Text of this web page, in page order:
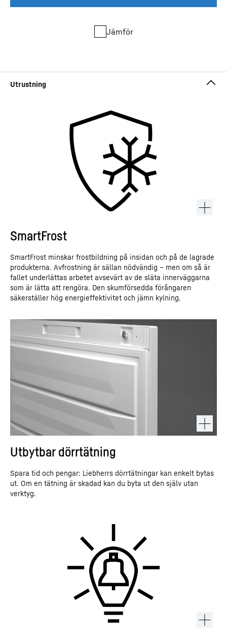
Jämför
SmartFrost
SmartFrost minskar frostbildning på insidan och på de lagrade
produkterna. Avfrostning är sällan nödvändig – men om så är
fallet underlättas arbetet avsevärt av de släta innerväggarna
som är lätta att rengöra. Den skumförsedda förångaren
säkerställer hög energieffektivitet och jämn kylning.
Utbytbar dörrtätning
Spara tid och pengar: Liebherrs dörrtätningar kan enkelt bytas
ut. Om en tätning är skadad kan du byta ut den själv utan
verktyg.